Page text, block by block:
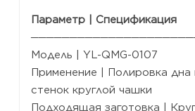
Параметр | Спецификация
Модель | YL-QMG-0107
Применение | Полировка дна
стенок круглой чашки
Подходящая заготовка |